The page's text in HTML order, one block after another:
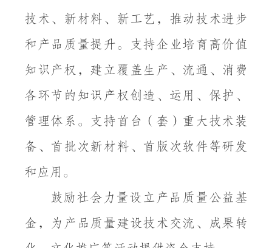
技术、新材料、新工艺，推动技术进步
和产品质量提升。支持企业培育高价值
知识产权，建立覆盖生产、流通、消费
各环节的知识产权创造、运用、保护、
管理体系。支持首台（套）重大技术装
备、首批次新材料、首版次软件等研发
和应用。
鼓励社会力量设立产品质量公益基
金，为产品质量建设技术交流、成果转